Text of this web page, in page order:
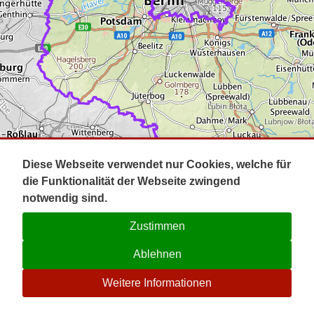
Impressum
Kontakt
☉
Diese Webseite verwendet nur Cookies, welche für
die Funktionalität der Webseite zwingend
notwendig sind.
Zustimmen
Ablehnen
Weitere Informationen